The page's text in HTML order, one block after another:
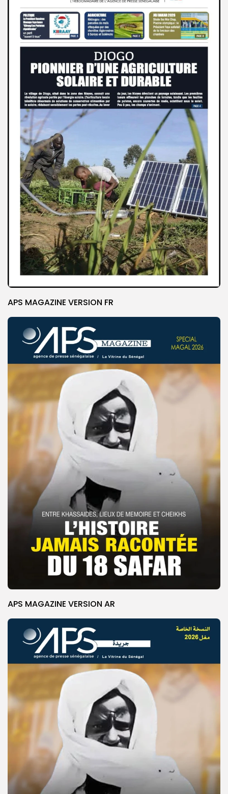
© Copyright 2025, APS
APS MAGAZINE VERSION FR
APS MAGAZINE VERSION AR